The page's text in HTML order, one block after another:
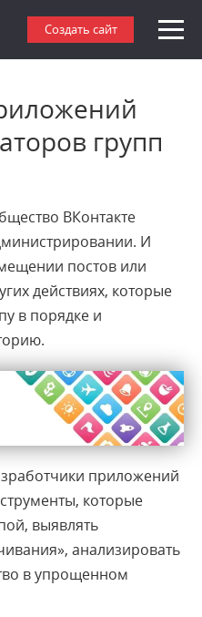
Создать сайт
групп
ВКонтакте
И
постов или
действиях, которые
в порядке и
приложений
которые
выявлять
анализировать
в упрощенном